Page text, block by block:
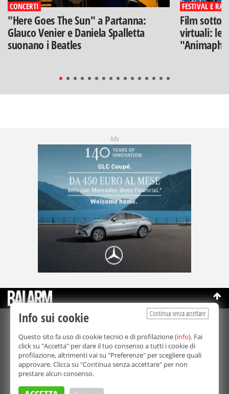
CONCERTI
"Here Goes The Sun" a Partanna:
Glauco Venier e Daniela Spalletta
suonano i Beatles
FESTIVAL E
Film sotto
virtuali: le
Adv
©Copyright 2003-2026
Bmedia Srl- P.IVA 07064240828
La riproduzione totale o parziale di tutti i contenuti, in qualunque
forma, su qualsiasi supporto è proibita.
Balarm.it è una testata giornalistica registrata. Autorizzazione del
Tribunale di Palermo n° 32 del 21/10/2003
Direttore responsabile:
Continua senza accettare
Info sui cookie
Questo sito fa uso di cookie tecnici e di profilazione (info). Fai
click su "Accetta" per dare il tuo consenso a tutti i cookie di
profilazione, altrimenti vai su "Preferenze" per scegliere quali
approvare. Clicca su "Continua senza accettare" per non
prestare alcun consenso.